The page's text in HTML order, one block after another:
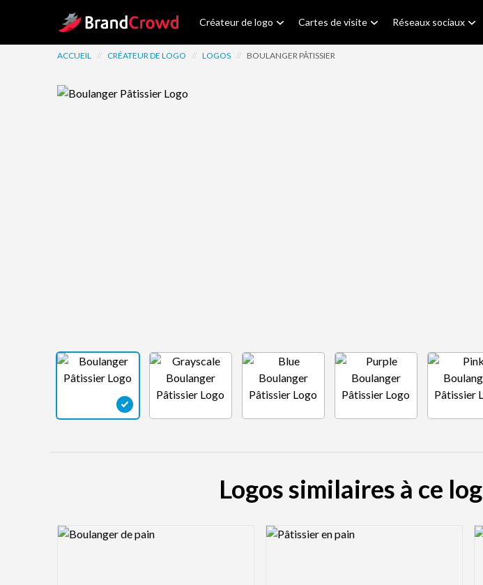
Site Logo Créateur de logo Cartes de visite Réseaux sociaux
ACCUEIL // CRÉATEUR DE LOGO // LOGOS // BOULANGER PÂTISSIER
Logos similaires à ce
Logo Preview Image Logo Preview Image